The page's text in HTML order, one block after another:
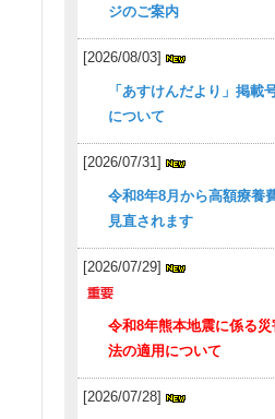
ジのご案内
[2026/08/03]
「あすけんだより」掲載
について
[2026/07/31]
令和8年8月から高額療養
見直されます
[2026/07/29]
令和8年熊本地震に係る
法の適用について
[2026/07/28]